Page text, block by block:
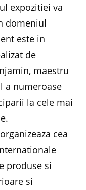
expozitiei va
domeniul
este in
de
maestru
a numeroase
la cele mai
organizeaza cea
produse si
si